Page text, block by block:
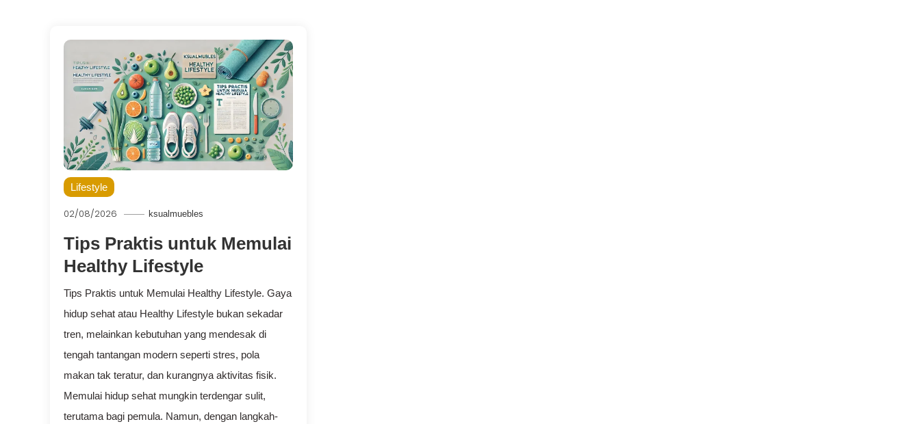
Lifestyle
02/08/2026 ksualmuebles
Tips Praktis untuk Memulai
Healthy Lifestyle
Tips Praktis untuk Memulai Healthy Lifestyle. Gaya
hidup sehat atau Healthy Lifestyle bukan sekadar
tren, melainkan kebutuhan yang mendesak di
tengah tantangan modern seperti stres, pola
makan tak teratur, dan kurangnya aktivitas fisik.
Memulai hidup sehat mungkin terdengar sulit,
terutama bagi pemula. Namun, dengan langkah-